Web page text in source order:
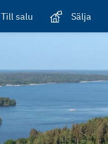
Till salu Sälja